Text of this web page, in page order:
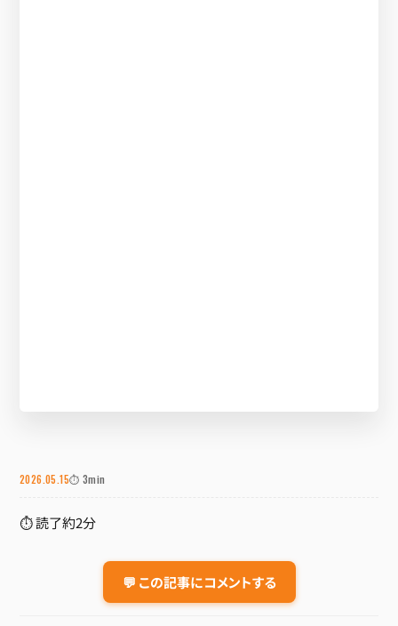
2026.05.15⏱ 3min
⏱ 読了約2分
💬 この記事にコメントする